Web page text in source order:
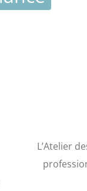
L’Atelier